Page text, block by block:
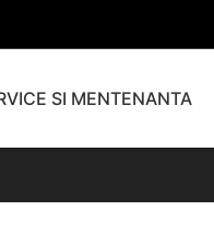
SI MENTENANTA